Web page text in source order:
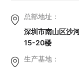
总部地址：
深圳市南山区沙
15-20楼
生产基地：